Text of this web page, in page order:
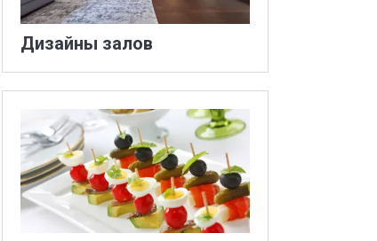
Дизайны залов